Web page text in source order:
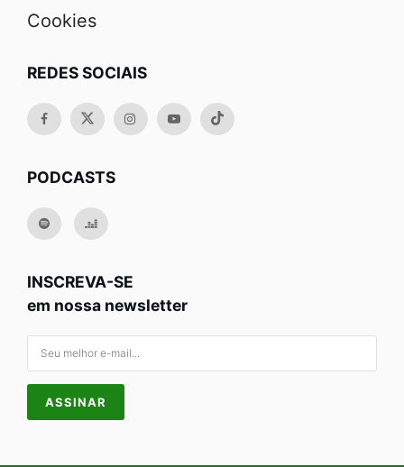
Cookies
REDES SOCIAIS
PODCASTS
INSCREVA-SE
em nossa newsletter